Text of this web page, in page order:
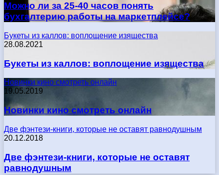
Можно ли за 25-40 часов понять
бухгалтерию работы на маркетплейсе?
Букеты из каллов: воплощение изящества
28.08.2021
Букеты из каллов: воплощение изящества
Новинки кино смотреть онлайн
19.05.2019
Новинки кино смотреть онлайн
Две фэнтези-книги, которые не оставят равнодушным
20.12.2018
Две фэнтези-книги, которые не оставят
равнодушным